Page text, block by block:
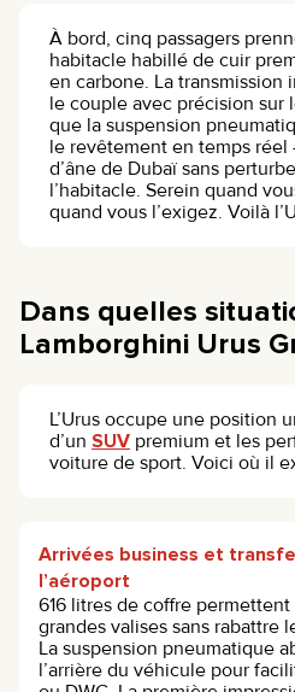
À bord, cinq passagers
habitacle habillé de cuir
en carbone. La transmission
le couple avec précision sur
que la suspension
le revêtement en temps
d’âne de Dubaï sans
l’habitacle. Serein quand
quand vous l’exigez. Voilà
Dans quelles
Lamborghini Urus
L’Urus occupe une position
d’un SUV premium et les
voiture de sport. Voici où il
Arrivées business et
l’aéroport
616 litres de coffre permettent
grandes valises sans rabattre
La suspension pneumatique
l’arrière du véhicule pour